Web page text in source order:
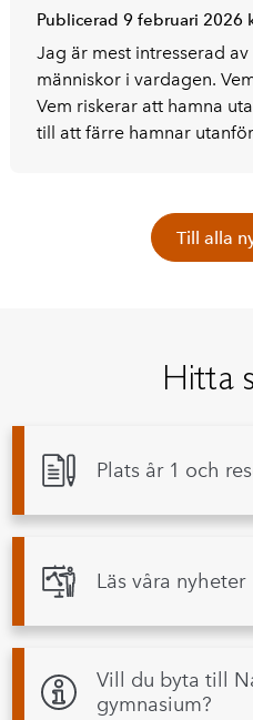
Publicerad 9 februari 2026
Jag är mest intresserad
människor i vardagen.
Vem riskerar att hamna
till att färre hamnar
Till alla
Hitta
Plats år 1 och
Läs våra nyheter
Vill du byta till
gymnasium?